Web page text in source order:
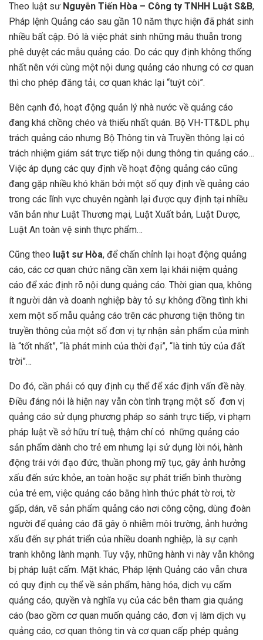
Theo luật sư Nguyễn Tiến Hòa – Công ty TNHH Luật S&B,
Pháp lệnh Quảng cáo sau gần 10 năm thực hiện đã phát sinh
nhiều bất cập. Đó là việc phát sinh những mâu thuẫn trong
phê duyệt các mẫu quảng cáo. Do các quy định không thống
nhất nên với cùng một nội dung quảng cáo nhưng có cơ quan
thì cho phép đăng tải, cơ quan khác lại “tuýt còi”.
Bên cạnh đó, hoạt động quản lý nhà nước về quảng cáo
đang khá chồng chéo và thiếu nhất quán. Bộ VH-TT&DL phụ
trách quảng cáo nhưng Bộ Thông tin và Truyền thông lại có
trách nhiệm giám sát trực tiếp nội dung thông tin quảng cáo…
Việc áp dụng các quy định về hoạt động quảng cáo cũng
đang gặp nhiều khó khăn bởi một số quy định về quảng cáo
trong các lĩnh vực chuyên ngành lại được quy định tại nhiều
văn bản như Luật Thương mại, Luật Xuất bản, Luật Dược,
Luật An toàn vệ sinh thực phẩm…
Cũng theo luật sư Hòa, để chấn chỉnh lại hoạt động quảng
cáo, các cơ quan chức năng cần xem lại khái niệm quảng
cáo để xác định rõ nội dung quảng cáo. Thời gian qua, không
ít người dân và doanh nghiệp bày tỏ sự không đồng tình khi
xem một số mẫu quảng cáo trên các phương tiện thông tin
truyền thông của một số đơn vị tự nhận sản phẩm của mình
là “tốt nhất”, “là phát minh của thời đại”, “là tinh túy của đất
trời”…
Do đó, cần phải có quy định cụ thể để xác định vấn đề này.
Điều đáng nói là hiện nay vẫn còn tình trạng một số đơn vị
quảng cáo sử dụng phương pháp so sánh trực tiếp, vi phạm
pháp luật về sở hữu trí tuệ, thậm chí có những quảng cáo
sản phẩm dành cho trẻ em nhưng lại sử dụng lời nói, hành
động trái với đạo đức, thuần phong mỹ tục, gây ảnh hưởng
xấu đến sức khỏe, an toàn hoặc sự phát triển bình thường
của trẻ em, việc quảng cáo bằng hình thức phát tờ rơi, tờ
gấp, dán, vẽ sản phẩm quảng cáo nơi công cộng, dùng đoàn
người để quảng cáo đã gây ô nhiễm môi trường, ảnh hưởng
xấu đến sự phát triển của nhiều doanh nghiệp, là sự cạnh
tranh không lành mạnh. Tuy vậy, những hành vi này vẫn không
bị pháp luật cấm. Mặt khác, Pháp lệnh Quảng cáo vẫn chưa
có quy định cụ thể về sản phẩm, hàng hóa, dịch vụ cấm
quảng cáo, quyền và nghĩa vụ của các bên tham gia quảng
cáo (bao gồm cơ quan muốn quảng cáo, đơn vị làm dịch vụ
quảng cáo, cơ quan thông tin và cơ quan cấp phép quảng